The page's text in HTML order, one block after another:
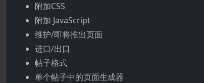
附加CSS
附加 JavaScript
维护/即将推出页面
进口/出口
帖子格式
单个帖子中的页面生成器